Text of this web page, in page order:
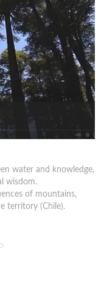
water and knowledge,
wisdom.
of mountains,
territory (Chile).